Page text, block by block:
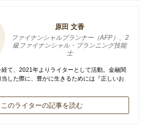
原田 文香
ファイナンシャルプランナー（AFP）、2
級ファイナンシャル・プランニング技能
士
て、2021年よりライターとして活動。金融関
した際に、豊かに生きるためには『正しいお
このライターの記事を読む